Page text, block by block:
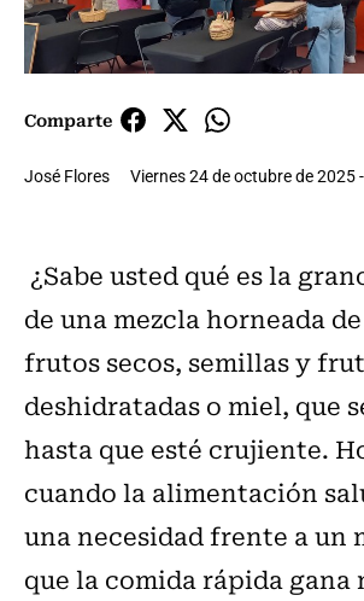
Comparte
José Flores Viernes 24 de octubre de 2025
¿Sabe usted qué es la
de una mezcla horneada
frutos secos, semillas y
deshidratadas o miel, que
hasta que esté crujiente.
cuando la alimentación
una necesidad frente a un
que la comida rápida gana